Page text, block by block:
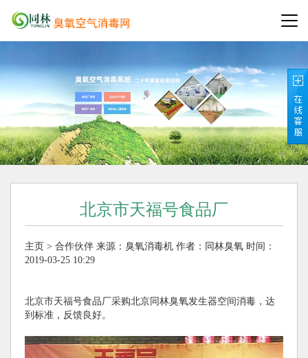
北京市天福号食品厂
主页 > 合作伙伴 来源： 臭氧消毒机 作者：同林臭氧 时间：
2019-03-25 10:29
北京市天福号食品厂采购北京同林臭氧发生器空间消毒，达
到标准，反馈良好。